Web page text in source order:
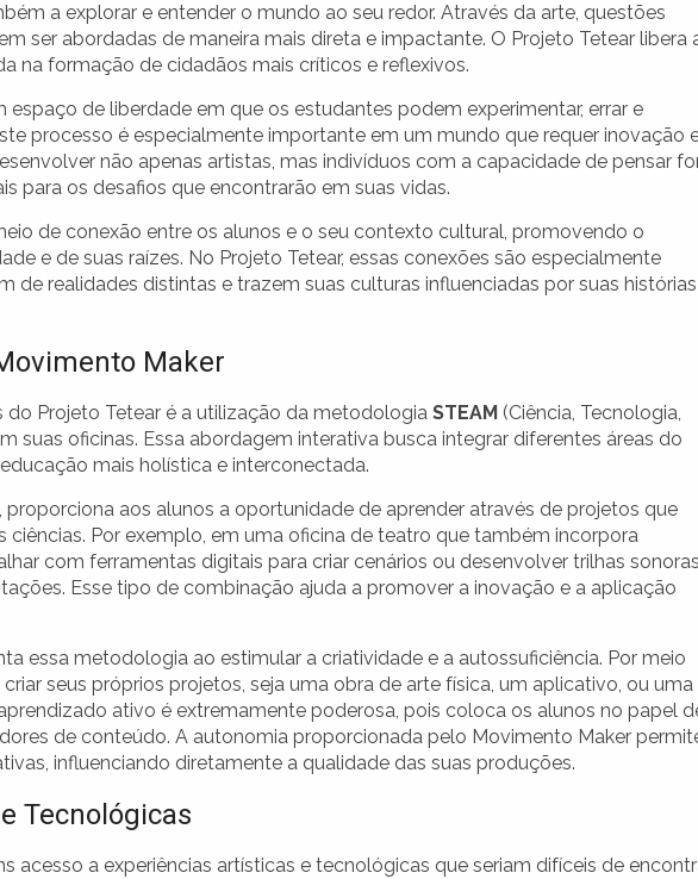
a explorar e entender o mundo ao seu redor. Através da arte, questões
ser abordadas de maneira mais direta e impactante. O Projeto Tetear libera
na formação de cidadãos mais críticos e reflexivos.
espaço de liberdade em que os estudantes podem experimentar, errar e
processo é especialmente importante em um mundo que requer inovação
não apenas artistas, mas indivíduos com a capacidade de pensar
para os desafios que encontrarão em suas vidas.
de conexão entre os alunos e o seu contexto cultural, promovendo o
e de suas raízes. No Projeto Tetear, essas conexões são especialmente
de realidades distintas e trazem suas culturas influenciadas por suas histórias
Maker
Projeto Tetear é a utilização da metodologia STEAM (Ciência, Tecnologia,
suas oficinas. Essa abordagem interativa busca integrar diferentes áreas do
mais holística e interconectada.
aos alunos a oportunidade de aprender através de projetos que
Por exemplo, em uma oficina de teatro que também incorpora
com ferramentas digitais para criar cenários ou desenvolver trilhas sonoras
Esse tipo de combinação ajuda a promover a inovação e a aplicação
essa metodologia ao estimular a criatividade e a autossuficiência. Por meio
seus próprios projetos, seja uma obra de arte física, um aplicativo, ou uma
ativo é extremamente poderosa, pois coloca os alunos no papel
de conteúdo. A autonomia proporcionada pelo Movimento Maker
influenciando diretamente a qualidade das suas produções.
Tecnológicas
acesso a experiências artísticas e tecnológicas que seriam difíceis de